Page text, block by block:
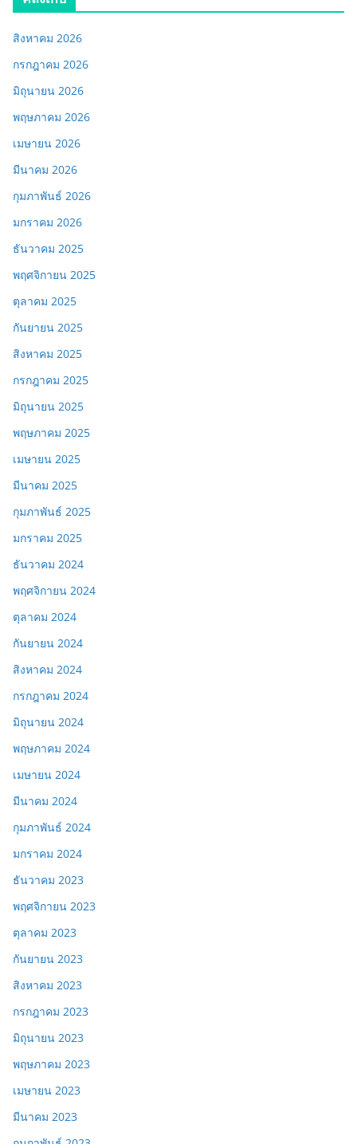
สิงหาคม 2026
กรกฎาคม 2026
มิถุนายน 2026
พฤษภาคม 2026
เมษายน 2026
มีนาคม 2026
กุมภาพันธ์ 2026
มกราคม 2026
ธันวาคม 2025
พฤศจิกายน 2025
ตุลาคม 2025
กันยายน 2025
สิงหาคม 2025
กรกฎาคม 2025
มิถุนายน 2025
พฤษภาคม 2025
เมษายน 2025
มีนาคม 2025
กุมภาพันธ์ 2025
มกราคม 2025
ธันวาคม 2024
พฤศจิกายน 2024
ตุลาคม 2024
กันยายน 2024
สิงหาคม 2024
กรกฎาคม 2024
มิถุนายน 2024
พฤษภาคม 2024
เมษายน 2024
มีนาคม 2024
กุมภาพันธ์ 2024
มกราคม 2024
ธันวาคม 2023
พฤศจิกายน 2023
ตุลาคม 2023
กันยายน 2023
สิงหาคม 2023
กรกฎาคม 2023
มิถุนายน 2023
พฤษภาคม 2023
เมษายน 2023
มีนาคม 2023